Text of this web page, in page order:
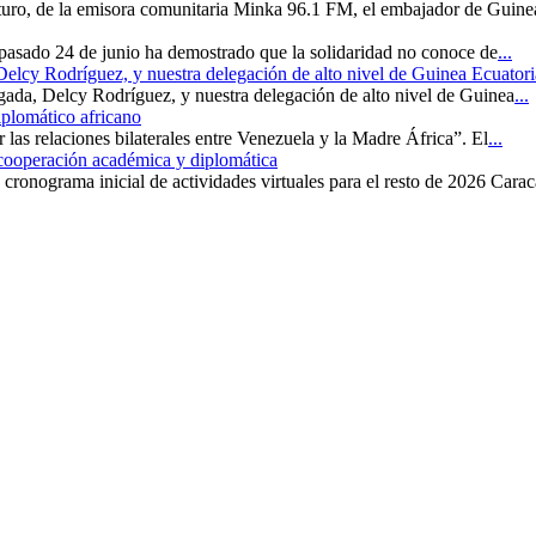
de la emisora comunitaria Minka 96.1 FM, el embajador de
24 de junio ha demostrado que la solidaridad no conoce de...
Rodríguez, y nuestra delegación de alto nivel de Guinea
Delcy Rodríguez, y nuestra delegación de alto nivel de Guinea...
africano
relaciones bilaterales entre Venezuela y la Madre África”. El...
académica y diplomática
inicial de actividades virtuales para el resto de 2026